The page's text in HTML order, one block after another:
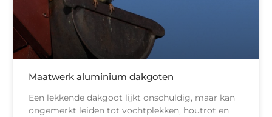
Maatwerk aluminium dakgoten
Een lekkende dakgoot lijkt onschuldig, maar kan
ongemerkt leiden tot vochtplekken, houtrot en